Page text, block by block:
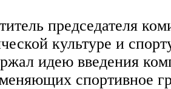
председателя
культуре и
идею введения
спортивное